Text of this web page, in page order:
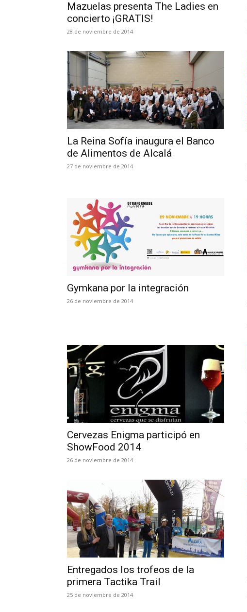
Mazuelas presenta The Ladies en
concierto ¡GRATIS!
28 de noviembre de 2014
La Reina Sofía inaugura el Banco
de Alimentos de Alcalá
27 de noviembre de 2014
Gymkana por la integración
26 de noviembre de 2014
Cervezas Enigma participó en
ShowFood 2014
26 de noviembre de 2014
Entregados los trofeos de la
primera Tactika Trail
25 de noviembre de 2014